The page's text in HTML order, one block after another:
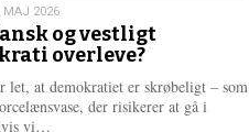
MAJ 2026
og vestligt
overleve?
let, at demokratiet er skrøbeligt – som
der risikerer at gå i
vi…